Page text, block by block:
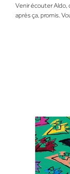
Venir écouter Aldo,
après ça, promis.